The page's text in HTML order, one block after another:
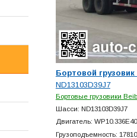
Бортовой
ND13103D39J7
Бортовые грузовики
Шасси: ND13103D39J7
Двигатель:
Грузоподъемность: